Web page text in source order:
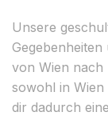
Unsere
von Wien nach
sowohl in
dir dadurch